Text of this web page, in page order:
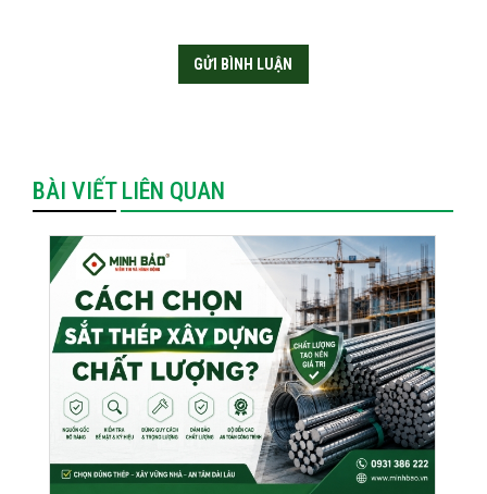
BÀI VIẾT LIÊN QUAN